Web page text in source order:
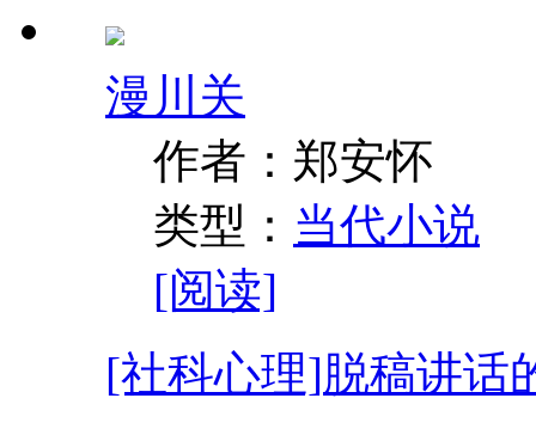
漫川关
作者：郑安怀
类型： 当代小说
[阅读]
[社科心理]脱稿讲话